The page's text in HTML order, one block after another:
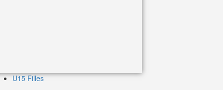
U15 Filles